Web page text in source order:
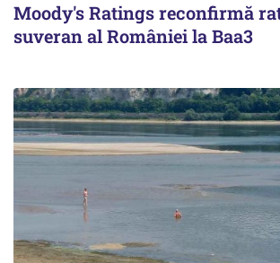
Moody's Ratings reconfirmă
suveran al României la Baa3